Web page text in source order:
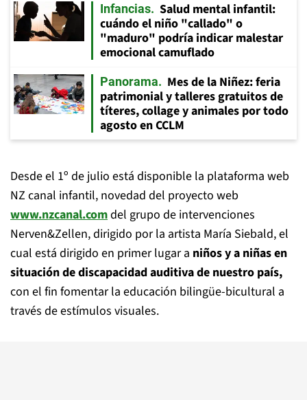
Infancias
Salud mental infantil:
cuándo el niño "callado" o
"maduro" podría indicar malestar
emocional camuflado
Panorama
Mes de la Niñez: feria
patrimonial y talleres gratuitos de
títeres, collage y animales por todo
agosto en CCLM
Desde el 1º de julio está disponible la plataforma web
NZ canal infantil, novedad del proyecto web
www.nzcanal.comdel grupo de intervenciones
Nerven&Zellen, dirigido por la artista María Siebald, el
cual está dirigido en primer lugar a niños y a niñas en
situación de discapacidad auditiva de nuestro país,
con el fin fomentar la educación bilingüe-bicultural a
través de estímulos visuales.